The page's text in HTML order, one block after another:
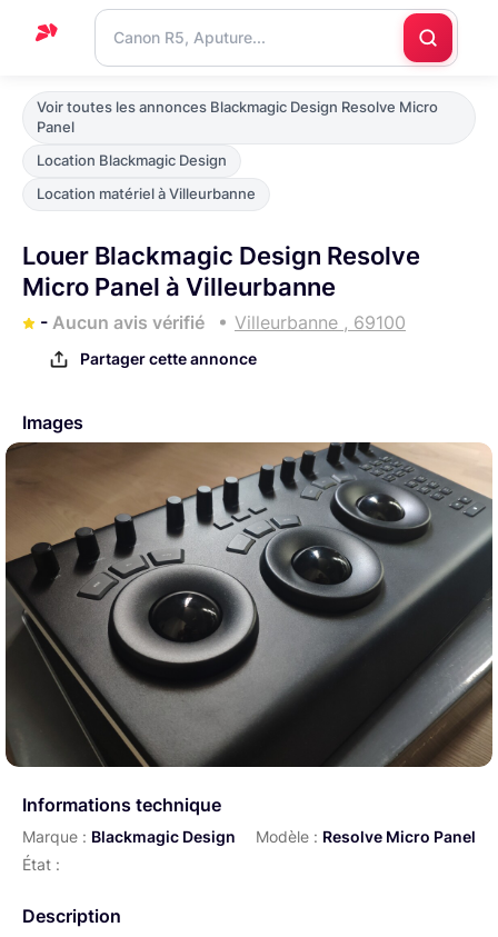
Accueil
Support
Blog
contacter
Voir toutes les annonces Blackmagic Design Resolve Micro
Panel
Location Blackmagic Design
Location matériel à Villeurbanne
Louer Blackmagic Design Resolve
Micro Panel à Villeurbanne
- Aucun avis vérifié Villeurbanne , 69100
Partager cette annonce
Images
Informations technique
Marque : Blackmagic Design Modèle : Resolve Micro Panel
État :
Description